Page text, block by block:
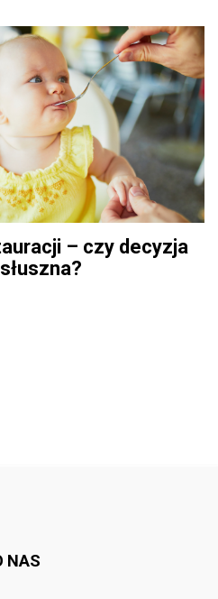
– czy decyzja
NAS